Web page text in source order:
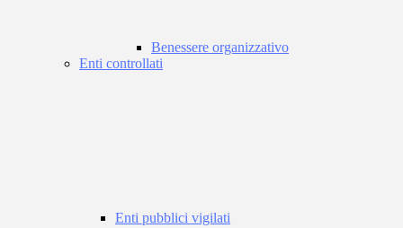
Benessere organizzativo
Enti controllati
Enti pubblici vigilati